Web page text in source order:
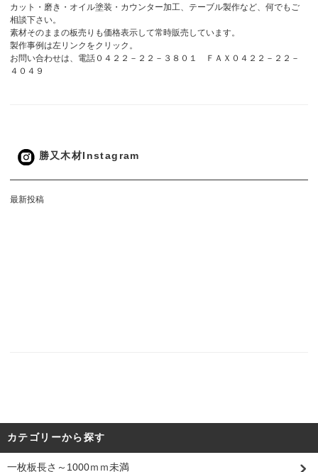
カット・磨き・オイル塗装・カウンター加工、テーブル製作など、何でもご
相談下さい。
素材そのままの板売りも価格表示して常時販売しています。
製作事例は左リンクをクリック。
お問い合わせは、電話０４２２－２２－３８０１ ＦＡＸ０４２２－２２－
４０４９
勝又木材Instagram
最新投稿
カテゴリーから探す
一枚板長さ～1000ｍｍ未満